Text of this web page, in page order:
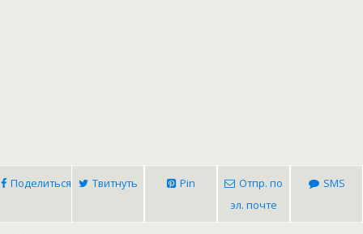
Поделиться Твитнуть Pin
Отпр. по
эл. почте
SMS